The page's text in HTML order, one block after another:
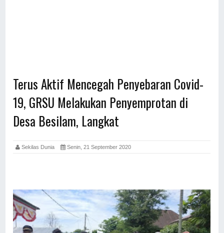
Terus Aktif Mencegah Penyebaran Covid-
19, GRSU Melakukan Penyemprotan di
Desa Besilam, Langkat
Sekilas Dunia Senin, 21 September 2020